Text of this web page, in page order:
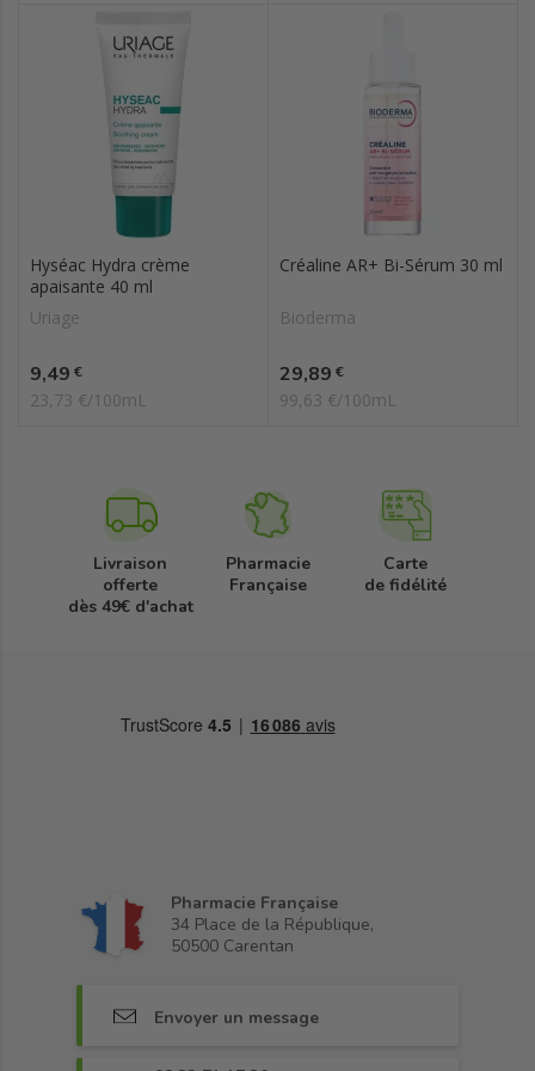
Hyséac Hydra crème
apaisante 40 ml
Uriage
Prix
9,49 €
23,73 €/100mL
Créaline AR+ Bi-Sérum 30 ml
Bioderma
Prix
29,89 €
99,63 €/100mL
Livraison
offerte
dès 49€ d'achat
Pharmacie
Française
Carte
de fidélité
Pharmacie Française
34 Place de la République,
50500 Carentan
Envoyer un message